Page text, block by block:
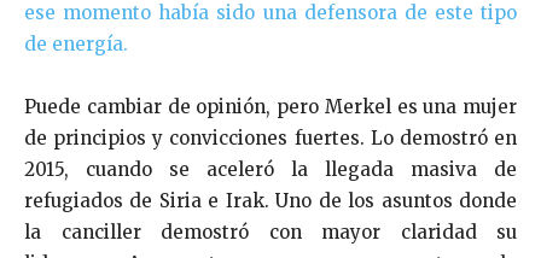
ese momento había sido una defensora de este tipo
de energía.
Puede cambiar de opinión, pero Merkel es una mujer
de principios y convicciones fuertes. Lo demostró en
2015, cuando se aceleró la llegada masiva de
refugiados de Siria e Irak. Uno de los asuntos donde
la canciller demostró con mayor claridad su